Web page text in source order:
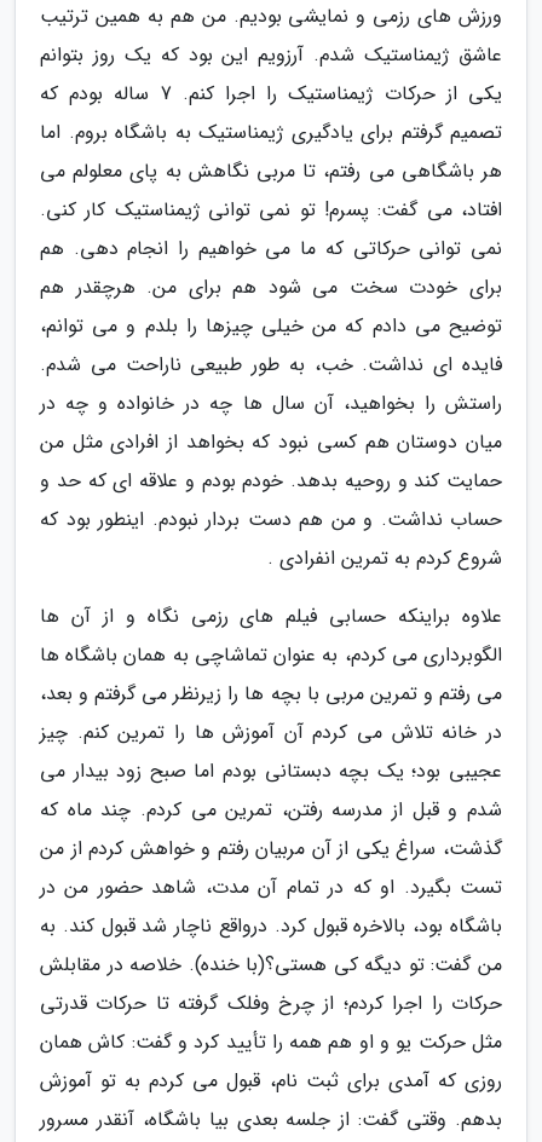
ورزش های رزمی و نمایشی بودیم. من هم به همین ترتیب
عاشق ژیمناستیک شدم. آرزویم این بود که یک روز بتوانم
یکی از حرکات ژیمناستیک را اجرا کنم. 7 ساله بودم که
تصمیم گرفتم برای یادگیری ژیمناستیک به باشگاه بروم. اما
هر باشگاهی می رفتم، تا مربی نگاهش به پای معلولم می
افتاد، می گفت: پسرم! تو نمی توانی ژیمناستیک کار کنی.
نمی توانی حرکاتی که ما می خواهیم را انجام دهی. هم
برای خودت سخت می شود هم برای من. هرچقدر هم
توضیح می دادم که من خیلی چیزها را بلدم و می توانم،
فایده ای نداشت. خب، به طور طبیعی ناراحت می شدم.
راستش را بخواهید، آن سال ها چه در خانواده و چه در
میان دوستان هم کسی نبود که بخواهد از افرادی مثل من
حمایت کند و روحیه بدهد. خودم بودم و علاقه ای که حد و
حساب نداشت. و من هم دست بردار نبودم. اینطور بود که
شروع کردم به تمرین انفرادی .
علاوه براینکه حسابی فیلم های رزمی نگاه و از آن ها
الگوبرداری می کردم، به عنوان تماشاچی به همان باشگاه ها
می رفتم و تمرین مربی با بچه ها را زیرنظر می گرفتم و بعد،
در خانه تلاش می کردم آن آموزش ها را تمرین کنم. چیز
عجیبی بود؛ یک بچه دبستانی بودم اما صبح زود بیدار می
شدم و قبل از مدرسه رفتن، تمرین می کردم. چند ماه که
گذشت، سراغ یکی از آن مربیان رفتم و خواهش کردم از من
تست بگیرد. او که در تمام آن مدت، شاهد حضور من در
باشگاه بود، بالاخره قبول کرد. درواقع ناچار شد قبول کند. به
من گفت: تو دیگه کی هستی؟(با خنده). خلاصه در مقابلش
حرکات را اجرا کردم؛ از چرخ وفلک گرفته تا حرکات قدرتی
مثل حرکت یو و او هم همه را تأیید کرد و گفت: کاش همان
روزی که آمدی برای ثبت نام، قبول می کردم به تو آموزش
بدهم. وقتی گفت: از جلسه بعدی بیا باشگاه، آنقدر مسرور